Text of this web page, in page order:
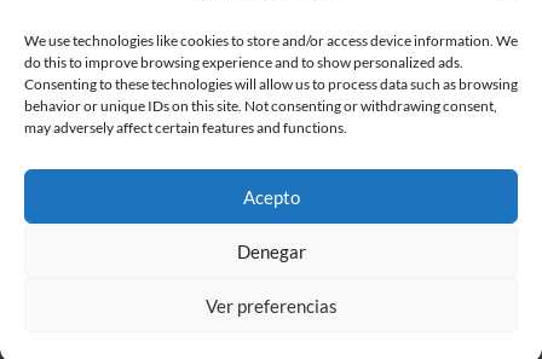
We use technologies like cookies to store and/or access device information. We
do this to improve browsing experience and to show personalized ads.
Consenting to these technologies will allow us to process data such as browsing
behavior or unique IDs on this site. Not consenting or withdrawing consent,
may adversely affect certain features and functions.
Acepto
Denegar
Ver preferencias
Contacto
© INTERIM GROUP | ETT · OUTSOURCING · SELECCIÓN
· FORMACIÓN | Todos los derechos reservados
Política de privacidad